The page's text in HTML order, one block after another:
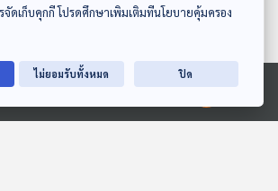
Application
ะแพร่ภาพสาธารณะแห่งประเทศไทย
าเซียน
กลัวไม่
EP. 20: ซอกแซกอาเซียน
เต่าทองกฤษณะ
ทีละเรื่อง ทีละภาพ
จัดเก็บคุกกี้ โปรดศึกษาเพิ่มเติมที่นโยบายคุ้มครอง
ไม่ยอมรับทั้งหมด ปิด